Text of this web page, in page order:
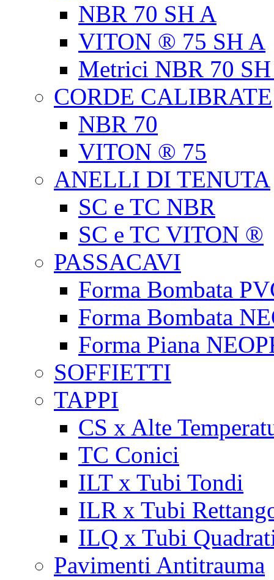
NBR 70 SH A
VITON ® 75 SH A
Metrici NBR 70
CORDE CALIBRATE
NBR 70
VITON ® 75
ANELLI DI TENUTA
SC e TC NBR
SC e TC VITON ®
PASSACAVI
Forma Bombata
Forma Bombata
Forma Piana
SOFFIETTI
TAPPI
CS x Alte
TC Conici
ILT x Tubi Tondi
ILR x Tubi
ILQ x Tubi
Pavimenti Antitrauma